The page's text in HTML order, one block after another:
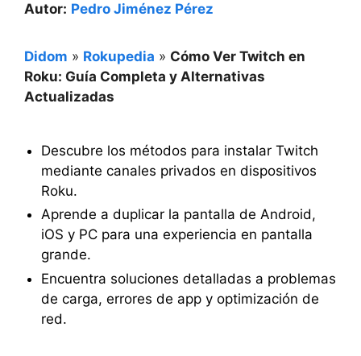
Autor: Pedro Jiménez Pérez
Didom » Rokupedia » Cómo Ver Twitch en
Roku: Guía Completa y Alternativas
Actualizadas
Descubre los métodos para instalar Twitch
mediante canales privados en dispositivos
Roku.
Aprende a duplicar la pantalla de Android,
iOS y PC para una experiencia en pantalla
grande.
Encuentra soluciones detalladas a problemas
de carga, errores de app y optimización de
red.